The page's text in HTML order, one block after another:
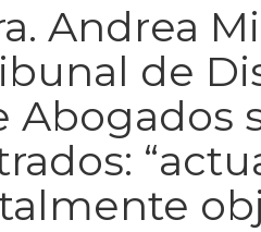
Andrea
de
Abogados